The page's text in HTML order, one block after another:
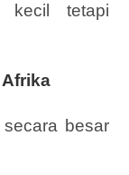
kecil tetapi
besar